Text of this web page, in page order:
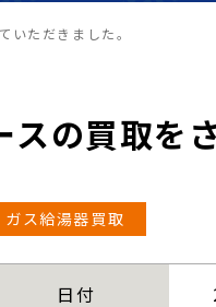
いただきました。
の買取を
ガス給湯器買取
日付